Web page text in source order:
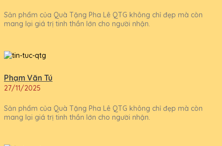
Sản phẩm của Quà Tặng Pha Lê QTG không chỉ đẹp mà còn
mang lại giá trị tinh thần lớn cho người nhận.
Phạm Văn Tú
27/11/2025
Sản phẩm của Quà Tặng Pha Lê QTG không chỉ đẹp mà còn
mang lại giá trị tinh thần lớn cho người nhận.